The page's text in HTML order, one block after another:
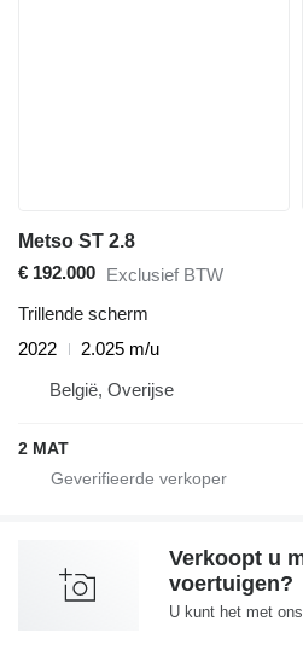
Metso ST 2.8
€ 192.000 Exclusief BTW
Trillende scherm
2022
2.025 m/u
België, Overijse
2 MAT
Verkoopt u
voertuigen?
U kunt het met